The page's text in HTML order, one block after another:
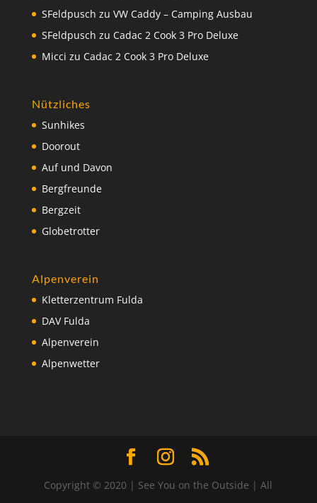
SFeldpusch zu VW Caddy – Camping Ausbau
SFeldpusch zu Cadac 2 Cook 3 Pro Deluxe
Micci zu Cadac 2 Cook 3 Pro Deluxe
Nützliches
Sunhikes
Doorout
Auf und Davon
Bergfreunde
Bergzeit
Globetrotter
Alpenverein
Kletterzentrum Fulda
DAV Fulda
Alpenverein
Alpenwetter
Copyright © 2020 | See You on the Outside | All